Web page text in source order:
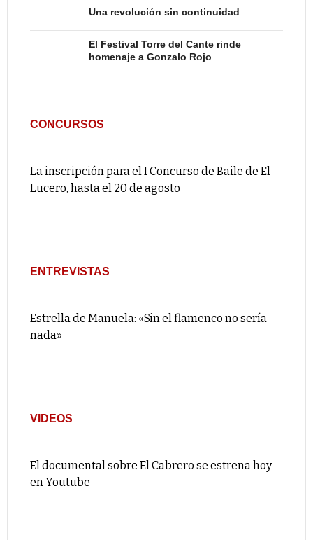
Una revolución sin continuidad
El Festival Torre del Cante rinde
homenaje a Gonzalo Rojo
CONCURSOS
La inscripción para el I Concurso de Baile de El
Lucero, hasta el 20 de agosto
ENTREVISTAS
Estrella de Manuela: «Sin el flamenco no sería
nada»
VIDEOS
El documental sobre El Cabrero se estrena hoy
en Youtube